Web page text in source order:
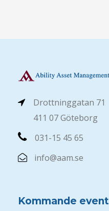
Drottninggatan 71
411 07 Göteborg
031-15 45 65
info@aam.se
Kommande event